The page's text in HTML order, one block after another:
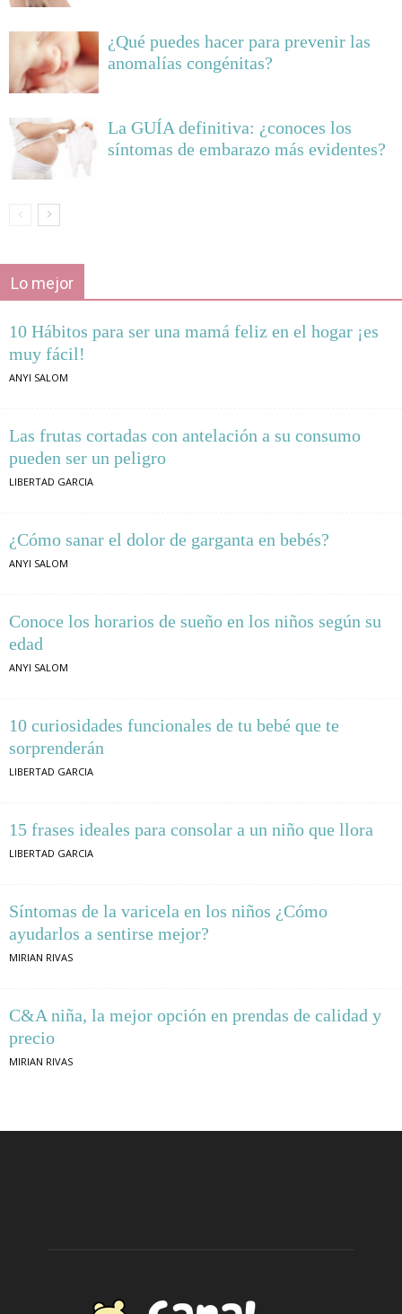
¿Qué puedes hacer para prevenir las
anomalías congénitas?
La GUÍA definitiva: ¿conoces los
síntomas de embarazo más evidentes?
Lo mejor
10 Hábitos para ser una mamá feliz en el hogar ¡es
muy fácil!
ANYI SALOM
Las frutas cortadas con antelación a su consumo
pueden ser un peligro
LIBERTAD GARCIA
¿Cómo sanar el dolor de garganta en bebés?
ANYI SALOM
Conoce los horarios de sueño en los niños según su
edad
ANYI SALOM
10 curiosidades funcionales de tu bebé que te
sorprenderán
LIBERTAD GARCIA
15 frases ideales para consolar a un niño que llora
LIBERTAD GARCIA
Síntomas de la varicela en los niños ¿Cómo
ayudarlos a sentirse mejor?
MIRIAN RIVAS
C&A niña, la mejor opción en prendas de calidad y
precio
MIRIAN RIVAS